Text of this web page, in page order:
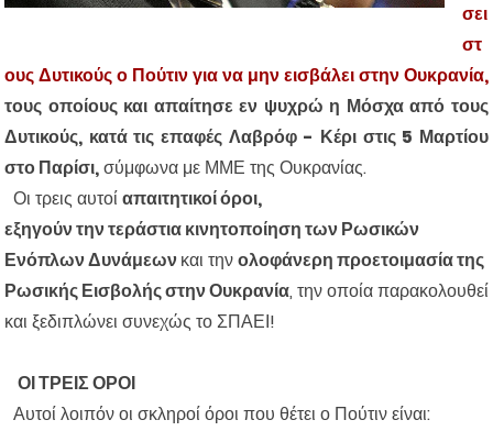
σει
στ
ους Δυτικούς ο Πούτιν για να μην εισβάλει στην Ουκρανία,
τους οποίους και απαίτησε εν ψυχρώ η Μόσχα από τους
Δυτικούς, κατά τις επαφές Λαβρόφ - Κέρι στις 5 Μαρτίου
στο Παρίσι,σύμφωνα με ΜΜΕ της Ουκρανίας.
Οι τρεις αυτοίαπαιτητικοί όροι,
εξηγούν την τεράστια κινητοποίηση των Ρωσικών
Ενόπλων Δυνάμεωνκαι τηνολοφάνερη προετοιμασία της
Ρωσικής Εισβολής στην Ουκρανία, την οποία παρακολουθεί
και ξεδιπλώνει συνεχώς το ΣΠΑΕΙ!
ΟΙ ΤΡΕΙΣ ΟΡΟΙ
Αυτοί λοιπόν οι σκληροί όροι που θέτει ο Πούτιν είναι: